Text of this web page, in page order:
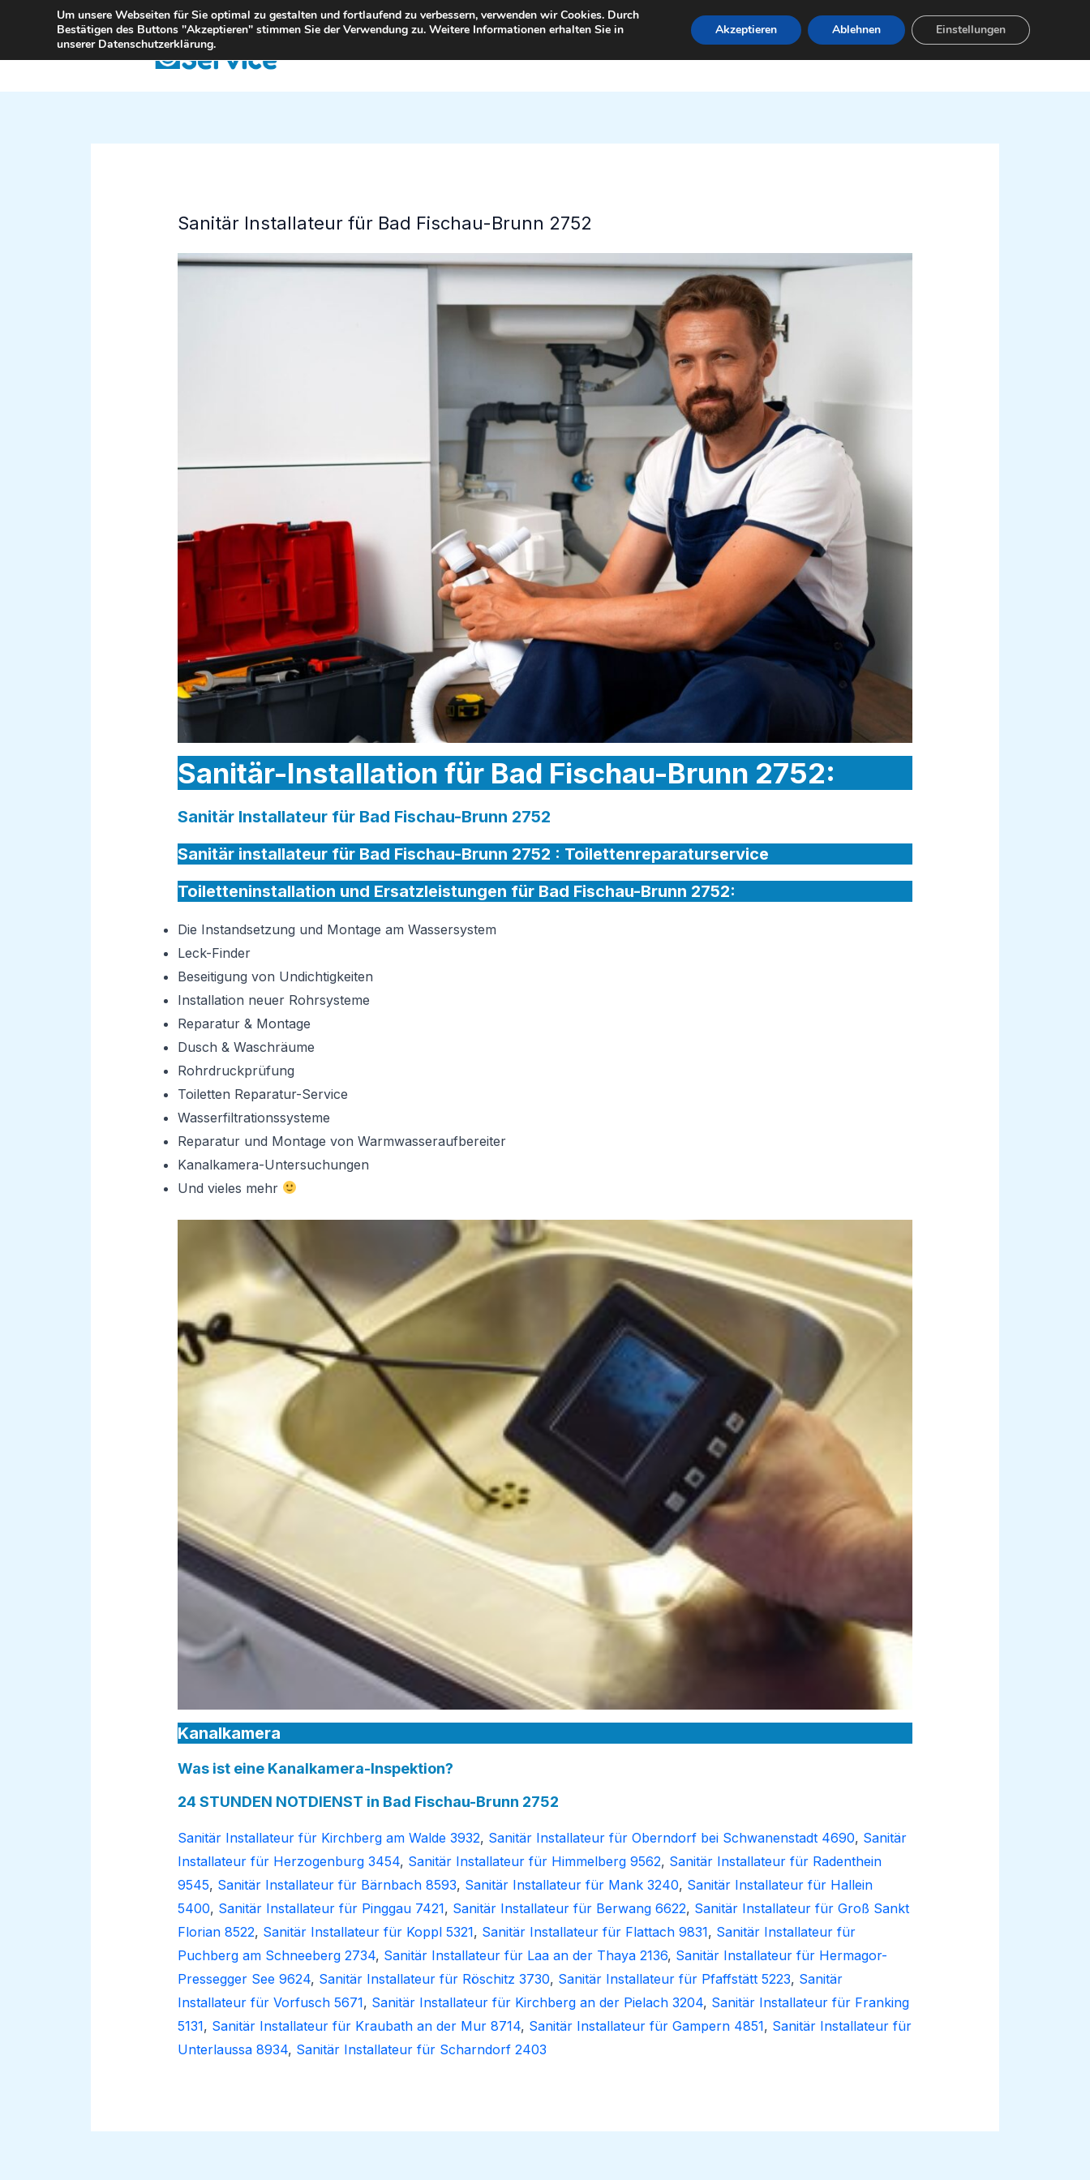
springen
StartSeite Leistungen Servicebereiche
Sanitär Installateur für Bad Fischau-Brunn 2752
Sanitär-Installation für Bad Fischau-Brunn 2752:
Sanitär Installateur für Bad Fischau-Brunn 2752
Sanitär installateur für Bad Fischau-Brunn 2752 : Toilettenreparaturservice
Toiletteninstallation und Ersatzleistungen für Bad Fischau-Brunn 2752:
Die Instandsetzung und Montage am Wassersystem
Leck-Finder
Beseitigung von Undichtigkeiten
Installation neuer Rohrsysteme
Reparatur & Montage
Dusch & Waschräume
Rohrdruckprüfung
Toiletten Reparatur-Service
Wasserfiltrationssysteme
Reparatur und Montage von Warmwasseraufbereiter
Kanalkamera-Untersuchungen
Und vieles mehr
Kanalkamera
Was ist eine Kanalkamera-Inspektion?
24 STUNDEN NOTDIENST in Bad Fischau-Brunn 2752
Sanitär Installateur für Kirchberg am Walde 3932, Sanitär Installateur für Oberndorf bei Schwanenstadt 4690, Sanitär
Installateur für Herzogenburg 3454, Sanitär Installateur für Himmelberg 9562, Sanitär Installateur für Radenthein
9545, Sanitär Installateur für Bärnbach 8593, Sanitär Installateur für Mank 3240, Sanitär Installateur für Hallein
5400, Sanitär Installateur für Pinggau 7421, Sanitär Installateur für Berwang 6622, Sanitär Installateur für Groß Sankt
Florian 8522, Sanitär Installateur für Koppl 5321, Sanitär Installateur für Flattach 9831, Sanitär Installateur für
Puchberg am Schneeberg 2734, Sanitär Installateur für Laa an der Thaya 2136, Sanitär Installateur für Hermagor-
Pressegger See 9624, Sanitär Installateur für Röschitz 3730, Sanitär Installateur für Pfaffstätt 5223, Sanitär
Installateur für Vorfusch 5671, Sanitär Installateur für Kirchberg an der Pielach 3204, Sanitär Installateur für Franking
5131, Sanitär Installateur für Kraubath an der Mur 8714, Sanitär Installateur für Gampern 4851, Sanitär Installateur für
Unterlaussa 8934, Sanitär Installateur für Scharndorf 2403
Um unsere Webseiten für Sie optimal zu gestalten und fortlaufend zu verbessern, verwenden wir Cookies. Durch
Bestätigen des Buttons "Akzeptieren" stimmen Sie der Verwendung zu. Weitere Informationen erhalten Sie in
unserer Datenschutzerklärung.
Akzeptieren Ablehnen Einstellungen